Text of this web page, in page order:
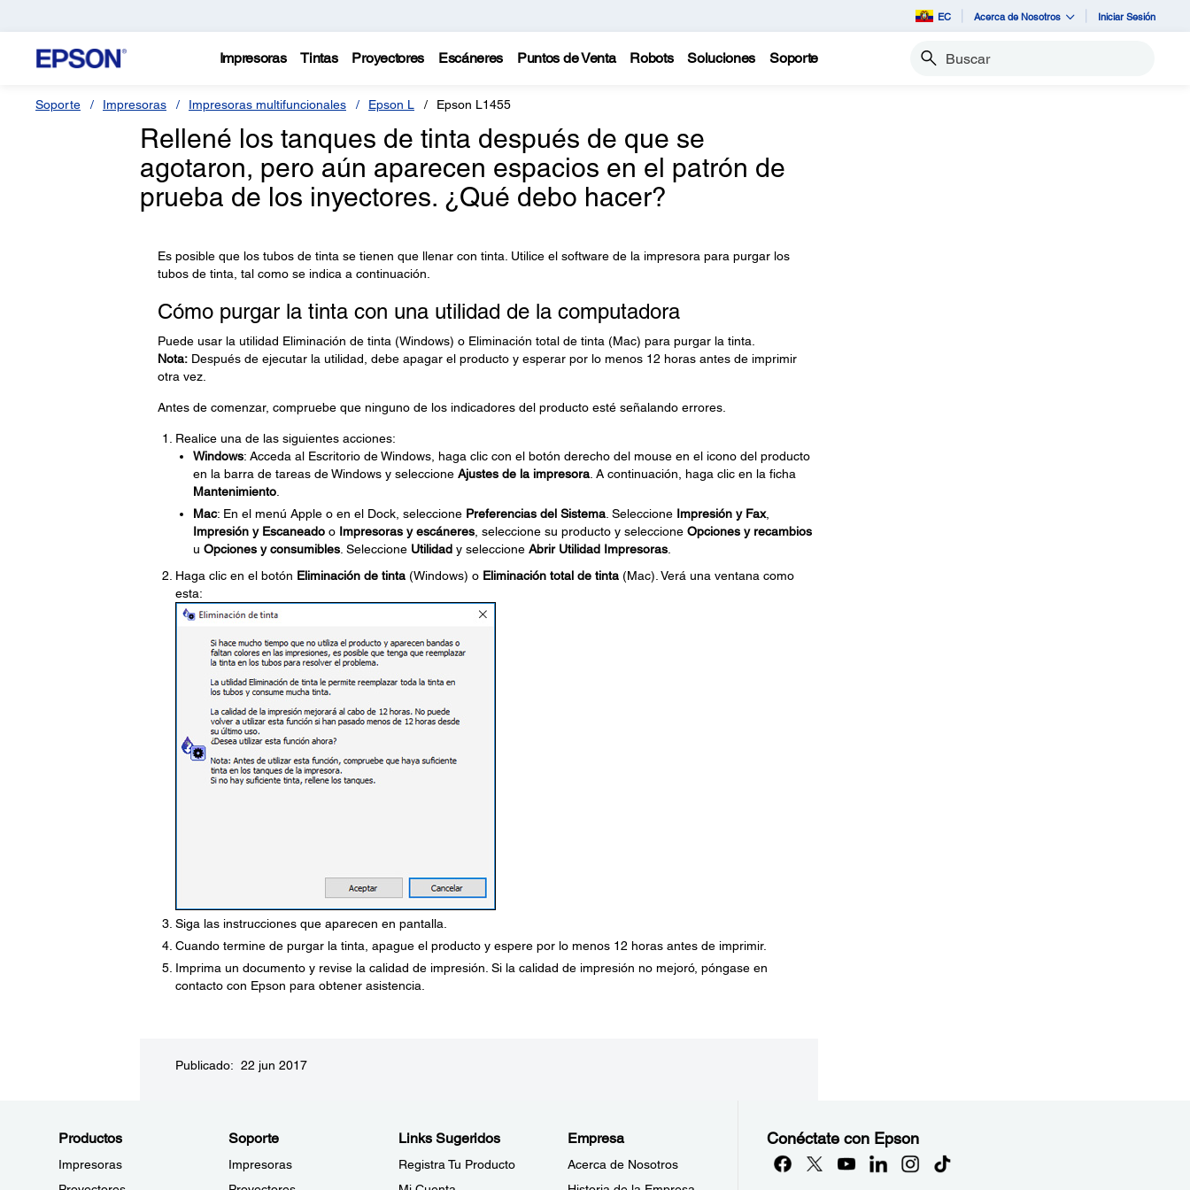
EC Acerca de Nosotros Iniciar Sesión
Impresoras Tintas Proyectores Escáneres Puntos de Venta Robots Soluciones Soporte Buscar
Soporte Impresoras Impresoras multifuncionales Epson L Epson L1455
Rellené los tanques de tinta después de que se
agotaron, pero aún aparecen espacios en el patrón de
prueba de los inyectores. ¿Qué debo hacer?
Es posible que los tubos de tinta se tienen que llenar con tinta. Utilice el software de la impresora para purgar los
tubos de tinta, tal como se indica a continuación.
Cómo purgar la tinta con una utilidad de la computadora
Puede usar la utilidad Eliminación de tinta (Windows) o Eliminación total de tinta (Mac) para purgar la tinta.
Nota:Después de ejecutar la utilidad, debe apagar el producto y esperar por lo menos 12 horas antes de imprimir
otra vez.
Antes de comenzar, compruebe que ninguno de los indicadores del producto esté señalando errores.
Realice una de las siguientes acciones:
Windows: Acceda al Escritorio de Windows, haga clic con el botón derecho del mouse en el icono del producto
en la barra de tareas de Windows y seleccione Ajustes de la impresora. A continuación, haga clic en la ficha
Mantenimiento.
Mac: En el menú Apple o en el Dock, seleccione Preferencias del Sistema. Seleccione Impresión y Fax,
Impresión y Escaneadoo Impresoras y escáneres, seleccione su producto y seleccione Opciones y recambios
u Opciones y consumibles. Seleccione Utilidady seleccione Abrir Utilidad Impresoras.
Haga clic en el botón Eliminación de tinta(Windows) o Eliminación total de tinta(Mac). Verá una ventana como
esta:
Siga las instrucciones que aparecen en pantalla.
Cuando termine de purgar la tinta, apague el producto y espere por lo menos 12 horas antes de imprimir.
Imprima un documento y revise la calidad de impresión. Si la calidad de impresión no mejoró, póngase en
contacto con Epson para obtener asistencia.
Publicado: 22 jun 2017
Productos
Impresoras
Soporte
Impresoras
Links Sugeridos
Registra Tu Producto
Empresa
Acerca de Nosotros
Conéctate con Epson